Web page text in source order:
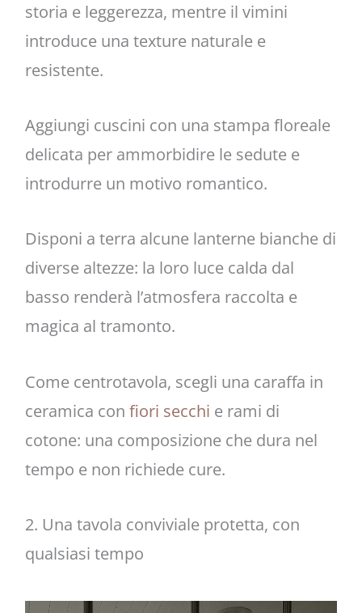
storia e leggerezza, mentre il vimini
introduce una texture naturale e
resistente.
Aggiungi cuscini con una stampa floreale
delicata per ammorbidire le sedute e
introdurre un motivo romantico.
Disponi a terra alcune lanterne bianche di
diverse altezze: la loro luce calda dal
basso renderà l’atmosfera raccolta e
magica al tramonto.
Come centrotavola, scegli una caraffa in
ceramica con fiori secchi e rami di
cotone: una composizione che dura nel
tempo e non richiede cure.
2. Una tavola conviviale protetta, con
qualsiasi tempo